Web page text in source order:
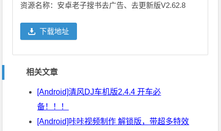
资源名称：安卓老子搜书去广告、去更新版V2.62.8
下载地址
相关文章
[Android]清风DJ车机版2.4.4 开车必
备！！！
[Android]咔咔视频制作 解锁版，带超多特效